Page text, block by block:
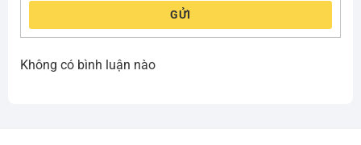
GỬI
Không có bình luận nào